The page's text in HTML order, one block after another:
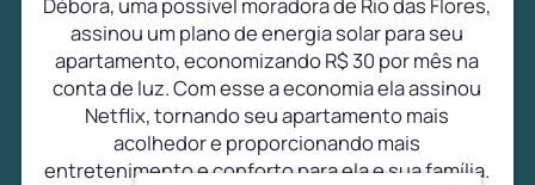
assinou um plano de energia solar para seu
apartamento, economizando R$ 30 por mês na
conta de luz. Com esse a economia ela assinou
Netflix, tornando seu apartamento mais
acolhedor e proporcionando mais
entretenimento e conforto para ela e sua família.